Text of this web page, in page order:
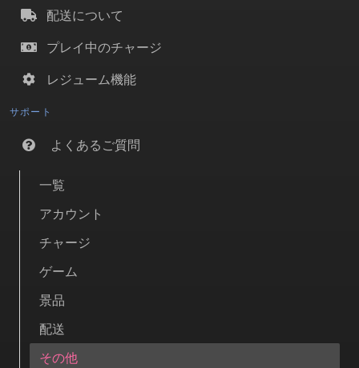
配送について
プレイ中のチャージ
レジューム機能
サポート
よくあるご質問
一覧
アカウント
チャージ
ゲーム
景品
配送
その他